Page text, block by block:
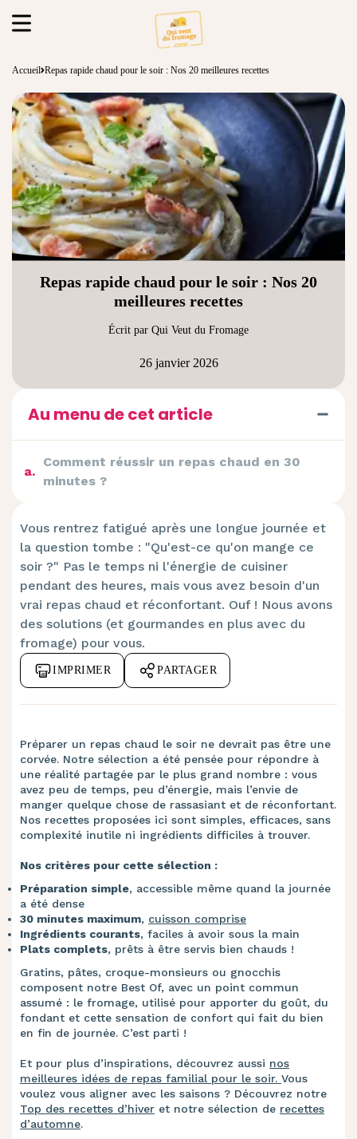
Accueil Repas rapide chaud pour le soir : Nos 20 meilleures recettes
Repas rapide chaud pour le soir : Nos 20
meilleures recettes
Écrit par Qui Veut du Fromage
26 janvier 2026
Au menu de cet article
a.
Comment réussir un repas chaud en 30
minutes ?
Vous rentrez fatigué après une longue journée et
la question tombe : "Qu'est-ce qu'on mange ce
soir ?" Pas le temps ni l'énergie de cuisiner
pendant des heures, mais vous avez besoin d'un
vrai repas chaud et réconfortant. Ouf ! Nous avons
des solutions (et gourmandes en plus avec du
fromage) pour vous.
IMPRIMER PARTAGER
Préparer un repas chaud le soir ne devrait pas être une
corvée. Notre sélection a été pensée pour répondre à
une réalité partagée par le plus grand nombre : vous
avez peu de temps, peu d’énergie, mais l’envie de
manger quelque chose de rassasiant et de réconfortant.
Nos recettes proposées ici sont simples, efficaces, sans
complexité inutile ni ingrédients difficiles à trouver.
Nos critères pour cette sélection :
Préparation simple, accessible même quand la journée
a été dense
30 minutes maximum, cuisson comprise
Ingrédients courants, faciles à avoir sous la main
Plats complets, prêts à être servis bien chauds !
Gratins, pâtes, croque-monsieurs ou gnocchis
composent notre Best Of, avec un point commun
assumé : le fromage, utilisé pour apporter du goût, du
fondant et cette sensation de confort qui fait du bien
en fin de journée. C’est parti !
Et pour plus d’inspirations, découvrez aussi nos
meilleures idées de repas familial pour le soir. Vous
voulez vous aligner avec les saisons ? Découvrez notre
Top des recettes d’hiver et notre sélection de recettes
d’automne.